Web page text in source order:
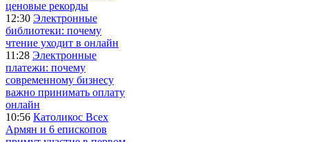
ценовые рекорды
12:30 Электронные
библиотеки: почему
чтение уходит в онлайн
11:28 Электронные
платежи: почему
современному бизнесу
важно принимать оплату
онлайн
10:56 Католикос Всех
Армян и 6 епископов